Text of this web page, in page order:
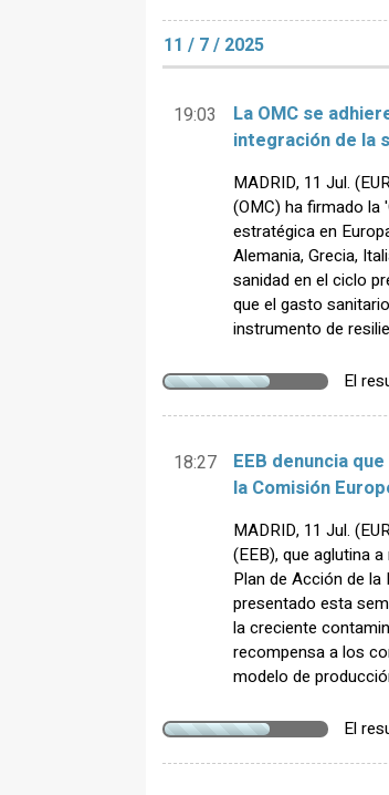
11 / 7 / 2025
19:03
La OMC se
integración de la
MADRID, 11 Jul.
(OMC) ha firmado la
estratégica en
Alemania, Grecia,
sanidad en el ciclo
que el gasto
instrumento de
El
18:27
EEB denuncia
la Comisión
MADRID, 11 Jul.
(EEB), que aglutina
Plan de Acción de la
presentado esta
la creciente
recompensa a los
modelo de
El